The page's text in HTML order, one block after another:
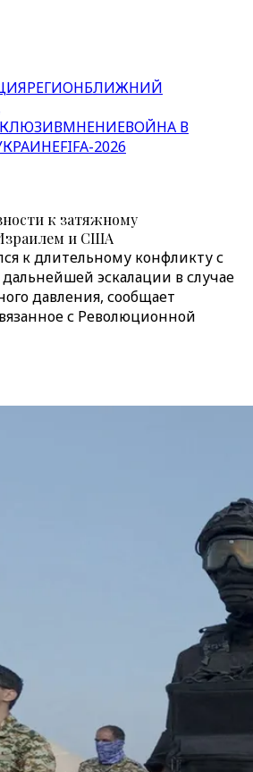
РЕГИОНБЛИЖНИЙ
МНЕНИЕВОЙНА В
FIFA-2026
к затяжному
и США
к длительному конфликту с
эскалации в случае
давления, сообщает
с Революционной